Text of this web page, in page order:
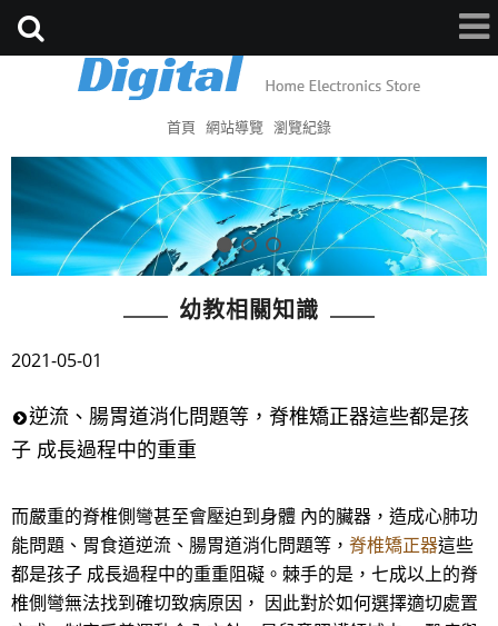
首頁 網站導覽 瀏覽紀錄
幼教相關知識
2021-05-01
逆流、腸胃道消化問題等，脊椎矯正器這些都是孩
子 成長過程中的重重
而嚴重的脊椎側彎甚至會壓迫到身體 內的臟器，造成心肺功
能問題、胃食道逆流、腸胃道消化問題等， 脊椎矯正器這些
都是孩子 成長過程中的重重阻礙。棘手的是，七成以上的脊
椎側彎無法找到確切致病原因， 因此對於如何選擇適切處置